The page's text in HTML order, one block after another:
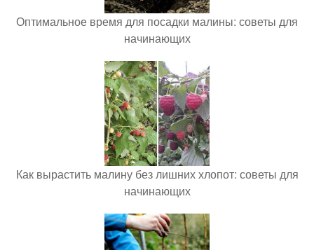
Оптимальное время для посадки малины: советы для
начинающих
Как вырастить малину без лишних хлопот: советы для
начинающих